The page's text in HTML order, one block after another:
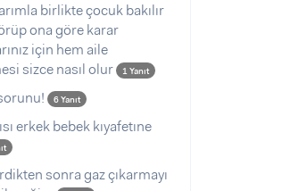
birlikte çocuk bakılır
ona göre karar
için hem aile
sizce nasıl olur
1 Yanıt
6 Yanıt
erkek bebek kıyafetıne
sonra gaz çıkarmayı